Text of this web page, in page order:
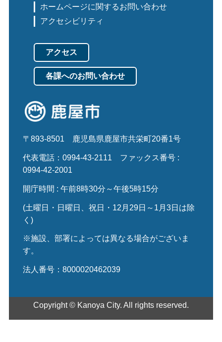
ホームページに関するお問い合わせ
アクセシビリティ
アクセス
各課へのお問い合わせ
〒893-8501 鹿児島県鹿屋市共栄町20番1号
代表電話：0994-43-2111
ファックス番号 :
0994-42-2001
開庁時間 : 午前8時30分～午後5時15分
(土曜日・日曜日、祝日・12月29日～1月3日は除
く)
※施設、部署によっては異なる場合がございま
す。
法人番号：8000020462039
Copyright © Kanoya City. All rights reserved.